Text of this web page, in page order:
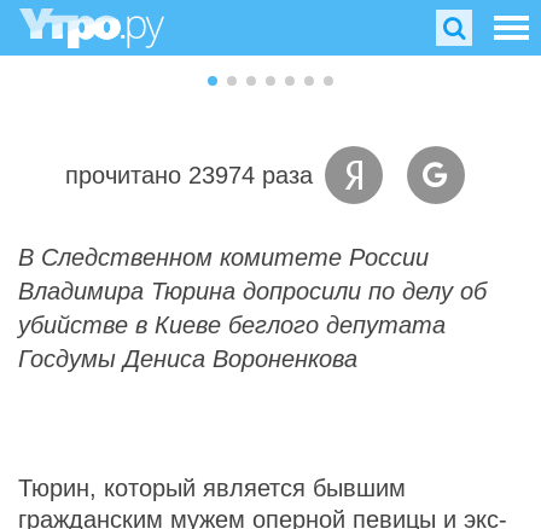
прочитано 23974 раза
В Следственном комитете России
Владимира Тюрина допросили по делу об
убийстве в Киеве беглого депутата
Госдумы Дениса Вороненкова
Тюрин, который является бывшим
гражданским мужем оперной певицы и экс-